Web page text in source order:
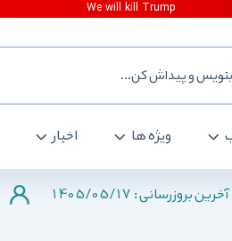
ویژه ها اخبار
آخرین بروزرسانی : 1405/05/17